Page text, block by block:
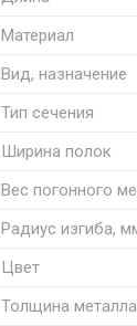
Материал
Вид, назначение
Тип сечения
Ширина полок
Вес погонного
Радиус изгиба,
Цвет
Толщина металла